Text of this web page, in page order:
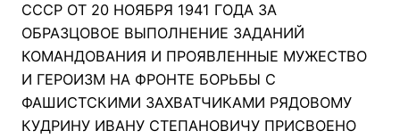
СССР ОТ 20 НОЯБРЯ 1941 ГОДА ЗА
ОБРАЗЦОВОЕ ВЫПОЛНЕНИЕ ЗАДАНИЙ
КОМАНДОВАНИЯ И ПРОЯВЛЕННЫЕ МУЖЕСТВО
И ГЕРОИЗМ НА ФРОНТЕ БОРЬБЫ С
ФАШИСТСКИМИ ЗАХВАТЧИКАМИ РЯДОВОМУ
КУДРИНУ ИВАНУ СТЕПАНОВИЧУ ПРИСВОЕНО